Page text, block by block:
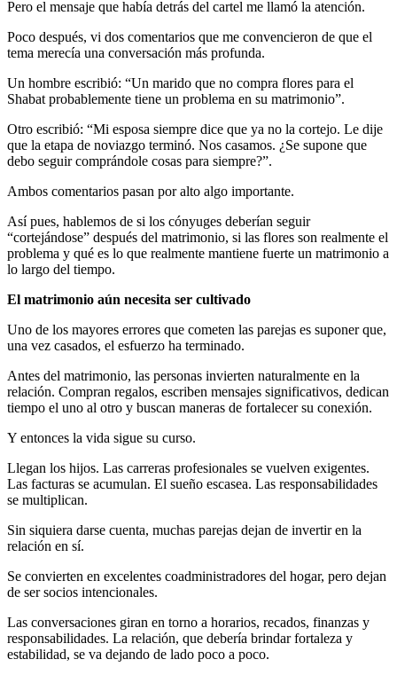
Pero el mensaje que había detrás del cartel me llamó la atención.
Poco después, vi dos comentarios que me convencieron de que el
tema merecía una conversación más profunda.
Un hombre escribió: “Un marido que no compra flores para el
Shabat probablemente tiene un problema en su matrimonio”.
Otro escribió: “Mi esposa siempre dice que ya no la cortejo. Le dije
que la etapa de noviazgo terminó. Nos casamos. ¿Se supone que
debo seguir comprándole cosas para siempre?”.
Ambos comentarios pasan por alto algo importante.
Así pues, hablemos de si los cónyuges deberían seguir
“cortejándose” después del matrimonio, si las flores son realmente el
problema y qué es lo que realmente mantiene fuerte un matrimonio a
lo largo del tiempo.
El matrimonio aún necesita ser cultivado
Uno de los mayores errores que cometen las parejas es suponer que,
una vez casados, el esfuerzo ha terminado.
Antes del matrimonio, las personas invierten naturalmente en la
relación. Compran regalos, escriben mensajes significativos, dedican
tiempo el uno al otro y buscan maneras de fortalecer su conexión.
Y entonces la vida sigue su curso.
Llegan los hijos. Las carreras profesionales se vuelven exigentes.
Las facturas se acumulan. El sueño escasea. Las responsabilidades
se multiplican.
Sin siquiera darse cuenta, muchas parejas dejan de invertir en la
relación en sí.
Se convierten en excelentes coadministradores del hogar, pero dejan
de ser socios intencionales.
Las conversaciones giran en torno a horarios, recados, finanzas y
responsabilidades. La relación, que debería brindar fortaleza y
estabilidad, se va dejando de lado poco a poco.